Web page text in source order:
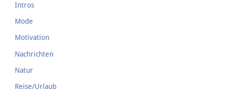
Intros
Mode
Motivation
Nachrichten
Natur
Reise/Urlaub